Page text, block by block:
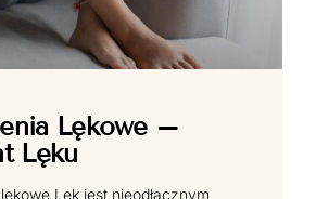
Lękowe –
Lęku
Lęk jest nieodłącznym